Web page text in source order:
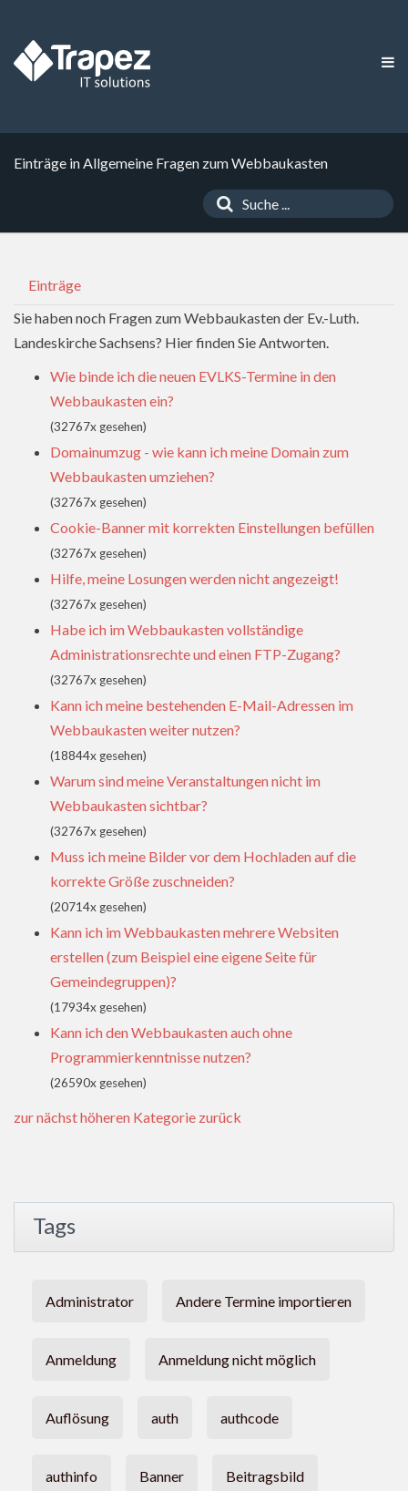
Einträge in Allgemeine Fragen zum Webbaukasten
Einträge
Sie haben noch Fragen zum Webbaukasten der Ev.-Luth.
Landeskirche Sachsens? Hier finden Sie Antworten.
Wie binde ich die neuen EVLKS-Termine in den
Webbaukasten ein?
(32767x gesehen)
Domainumzug - wie kann ich meine Domain zum
Webbaukasten umziehen?
(32767x gesehen)
Cookie-Banner mit korrekten Einstellungen befüllen
(32767x gesehen)
Hilfe, meine Losungen werden nicht angezeigt!
(32767x gesehen)
Habe ich im Webbaukasten vollständige
Administrationsrechte und einen FTP-Zugang?
(32767x gesehen)
Kann ich meine bestehenden E-Mail-Adressen im
Webbaukasten weiter nutzen?
(18844x gesehen)
Warum sind meine Veranstaltungen nicht im
Webbaukasten sichtbar?
(32767x gesehen)
Muss ich meine Bilder vor dem Hochladen auf die
korrekte Größe zuschneiden?
(20714x gesehen)
Kann ich im Webbaukasten mehrere Websiten
erstellen (zum Beispiel eine eigene Seite für
Gemeindegruppen)?
(17934x gesehen)
Kann ich den Webbaukasten auch ohne
Programmierkenntnisse nutzen?
(26590x gesehen)
zur nächst höheren Kategorie zurück
Tags
Administrator Andere Termine importieren
Anmeldung Anmeldung nicht möglich
Auflösung auth authcode
authinfo Banner Beitragsbild